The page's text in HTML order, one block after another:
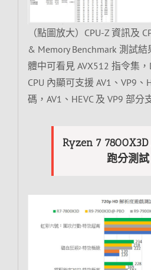
（點圖放大）CPU-Z 資訊及
& Memory Benchmark 測試
體中可看見 AVX512 指令集，
CPU 內顯可支援 AV1、VP9、
碼，AV1、HEVC 及 VP9 部分
Ryzen 7
跑分測試